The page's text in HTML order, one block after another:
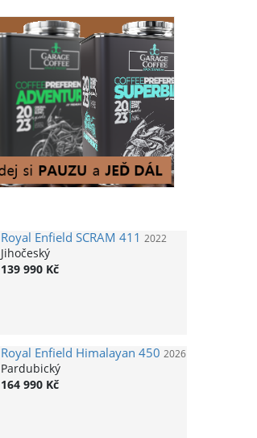
Royal Enfield SCRAM 411 2022
Jihočeský
139 990 Kč
Royal Enfield Himalayan 450 2026
Pardubický
164 990 Kč